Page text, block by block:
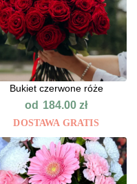
Bukiet czerwone róże
od 184.00zł
DOSTAWA GRATIS